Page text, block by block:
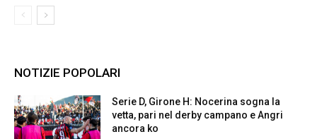
NOTIZIE POPOLARI
Serie D, Girone H: Nocerina sogna la
vetta, pari nel derby campano e Angri
ancora ko